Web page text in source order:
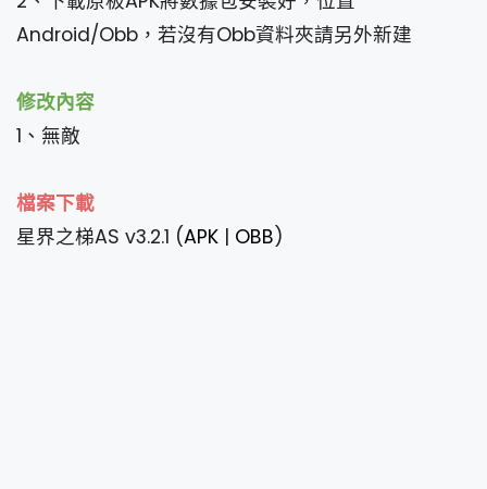
Android/Obb，若沒有Obb資料夾請另外新建
修改內容
1、無敵
檔案下載
星界之梯AS v3.2.1 (APK | OBB)